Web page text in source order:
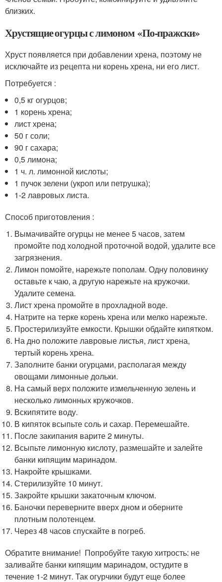
близких.
Хрустящие огурцы с лимоном «По-пражски»
Хруст появляется при добавлении хрена, поэтому не
исключайте из рецепта ни корень хрена, ни его лист.
Потребуется :
0,5 кг огурцов;
1 корень хрена;
лист хрена;
50 г соли;
90 г сахара;
0,5 лимона;
1 ч. л. лимонной кислоты;
1 пучок зелени (укроп или петрушка);
1-2 лавровых листа.
Способ приготовления :
Вымачивайте огурцы не менее 5 часов, затем
промойте под холодной проточной водой, удалите все
загрязнения.
Лимон помойте, нарежьте пополам. Одну половинку
оставьте к чаю, а другую нарежьте на кружочки.
Удалите семена.
Лист хрена промойте в прохладной воде.
Натрите на терке корень хрена или мелко нарежьте.
Простерилизуйте емкости. Крышки обдайте кипятком.
На дно положите лавровые листья, лист хрена,
тертый корень хрена.
Заполните банки огурцами, располагая между
овощами лимонные дольки.
На самый верх положите измельченную зелень и
несколько лимонных кружочков.
Вскипятите воду.
В кипяток всыпьте соль и сахар. Перемешайте.
После закипания варите 2 минуты.
Всыпьте лимонную кислоту, размешайте и залейте
банки кипящим маринадом.
Накройте крышками.
Стерилизуйте 10 минут.
Закройте крышки закаточным ключом.
Баночки переверните вверх дном и оберните
плотным полотенцем.
Через 48 часов спускайте в погреб.
Обратите внимание! Попробуйте такую хитрость: не
заливайте банки кипящим маринадом, остудите в
течение 1-2 минут. Так огурчики будут еще более